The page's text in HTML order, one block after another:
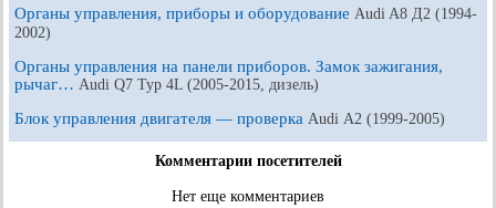
Органы управления, приборы и оборудование Audi A8 Д2 (1994-
2002)
Органы управления на панели приборов. Замок зажигания,
рычаг… Audi Q7 Typ 4L (2005-2015, дизель)
Блок управления двигателя — проверка Audi А2 (1999-2005)
Комментарии посетителей
Нет еще комментариев